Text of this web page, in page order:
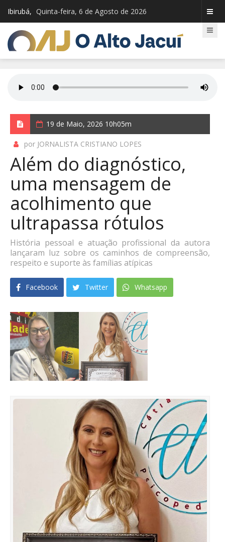
Ibirubá, Quinta-feira, 6 de Agosto de 2026
19 de Maio, 2026 10h05m
por JORNALISTA CRISTIANO LOPES
Além do diagnóstico,
uma mensagem de
acolhimento que
ultrapassa rótulos
História pessoal e atuação profissional da autora
lançaram luz sobre os caminhos de compreensão,
respeito e suporte às famílias atípicas
Facebook Twitter Whatsapp